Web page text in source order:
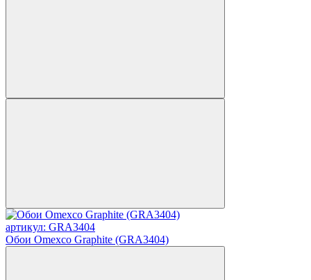
артикул: GRA3404
Обои Omexco Graphite (GRA3404)